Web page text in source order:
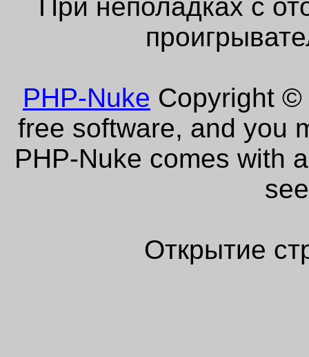
При неполадках с
PHP-Nuke Copyright ©
free software, and you
PHP-Nuke comes with
Открытие